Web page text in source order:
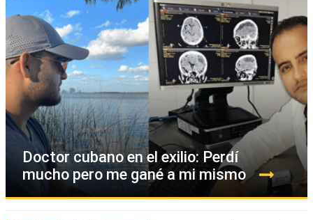
Doctor cubano en el exilio: Perdí
mucho pero me gané a mi mismo